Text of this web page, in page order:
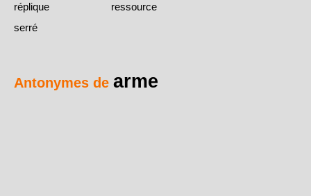
réplique
ressource
serré
Antonymes de arme